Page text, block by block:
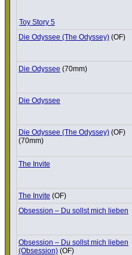
Toy Story 5
Die Odyssee (The Odyssey) (OF)
Die Odyssee (70mm)
Die Odyssee
Die Odyssee (The Odyssey) (OF)
(70mm)
The Invite
The Invite (OF)
Obsession – Du sollst mich lieben
Obsession – Du sollst mich lieben
(Obsession) (OF)